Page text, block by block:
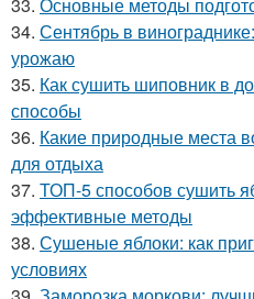
34. Сентябрь в
урожаю
35. Как сушить шиповник в
способы
36. Какие природные места
для отдыха
37. ТОП-5 способов сушить
эффективные методы
38. Сушеные яблоки: как
условиях